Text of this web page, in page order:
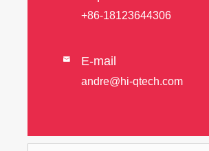
+86-18123644306
 E-mail
andre@hi-qtech.com